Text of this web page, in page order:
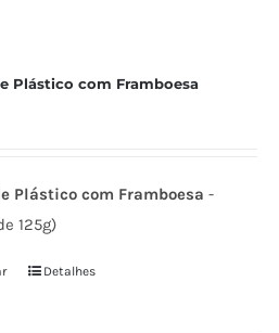
Plástico com Framboesa
Plástico com Framboesa -
125g)
Detalhes